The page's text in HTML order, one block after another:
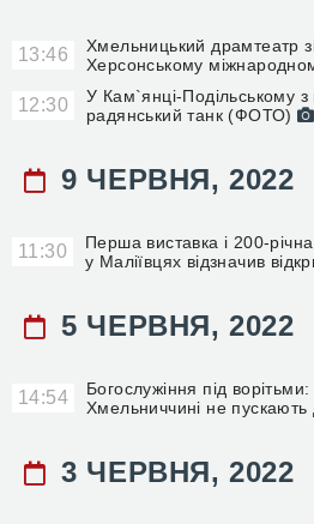
13:46
Хмельницький драмтеатр
Херсонському
12:30
У Кам`янці-Подільському
радянський танк (ФОТО)
9 ЧЕРВНЯ, 2022
11:30
Перша виставка і 200-
у Маліївцях відзначив
5 ЧЕРВНЯ, 2022
14:54
Богослужіння під
Хмельниччині не
3 ЧЕРВНЯ, 2022